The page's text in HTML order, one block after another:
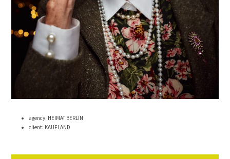
agency: HEIMAT BERLIN
client: KAUFLAND